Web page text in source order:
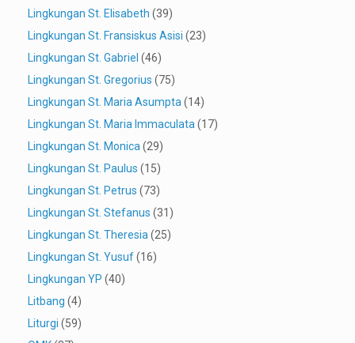
Lingkungan St. Elisabeth (39)
Lingkungan St. Fransiskus Asisi (23)
Lingkungan St. Gabriel (46)
Lingkungan St. Gregorius (75)
Lingkungan St. Maria Asumpta (14)
Lingkungan St. Maria Immaculata (17)
Lingkungan St. Monica (29)
Lingkungan St. Paulus (15)
Lingkungan St. Petrus (73)
Lingkungan St. Stefanus (31)
Lingkungan St. Theresia (25)
Lingkungan St. Yusuf(16)
Lingkungan YP (40)
Litbang (4)
Liturgi (59)